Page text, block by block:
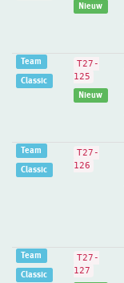
Nieuw
Team
Classic
T27-
125
Nieuw
Team
Classic
T27-
126
Team
Classic
T27-
127